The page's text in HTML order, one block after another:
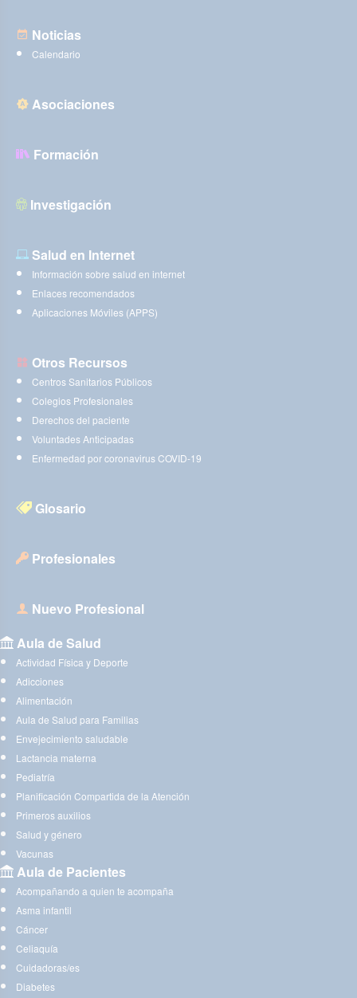
Noticias
Calendario
Asociaciones
Formación
Investigación
Salud en Internet
Información sobre salud en internet
Enlaces recomendados
Aplicaciones Móviles (APPS)
Otros Recursos
Centros Sanitarios Públicos
Colegios Profesionales
Derechos del paciente
Voluntades Anticipadas
Enfermedad por coronavirus COVID-19
Glosario
Profesionales
Nuevo Profesional
Aula de Salud
Actividad Física y Deporte
Adicciones
Alimentación
Aula de Salud para Familias
Envejecimiento saludable
Lactancia materna
Pediatría
Planificación Compartida de la Atención
Primeros auxilios
Salud y género
Vacunas
Aula de Pacientes
Acompañando a quien te acompaña
Asma infantil
Cáncer
Celiaquía
Cuidadoras/es
Diabetes